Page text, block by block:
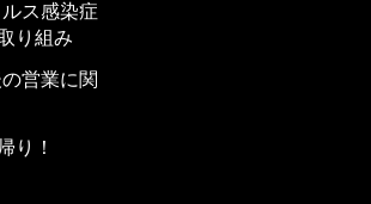
ス感染症
り組み
営業に関
り！